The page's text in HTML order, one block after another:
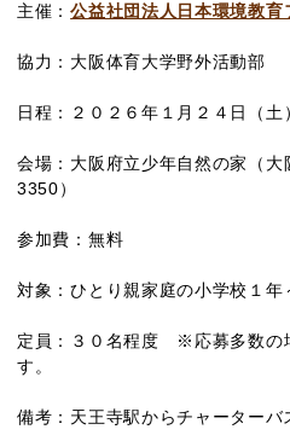
主催：公益社団法人日本環境教育
協力：大阪体育大学野外活動部
日程： ２０２６ 年 １ 月 ２４ 日 （ 土
会場：大阪府立少年自然の家 （ 大
3350）
参加費：無料
対象：ひとり親家庭の小学校 １ 年
定員： ３０ 名程度 ※ 応募多数の
す。
備考：天王寺駅からチャーターバ